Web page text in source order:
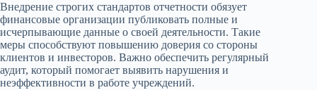
Внедрение строгих стандартов отчетности обязует
финансовые организации публиковать полные и
исчерпывающие данные о своей деятельности. Такие
меры способствуют повышению доверия со стороны
клиентов и инвесторов. Важно обеспечить регулярный
аудит, который помогает выявить нарушения и
неэффективности в работе учреждений.